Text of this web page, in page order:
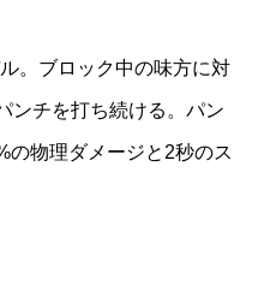
。ブロック中の味方に対
ンチを打ち続ける。パン
の物理ダメージと2秒のス